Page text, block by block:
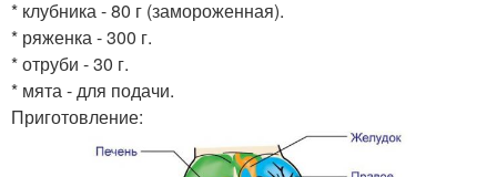
* клубника - 80 г (замороженная).
* ряженка - 300 г.
* отруби - 30 г.
* мята - для подачи.
Приготовление: